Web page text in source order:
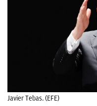
Javier Tebas. (EFE)